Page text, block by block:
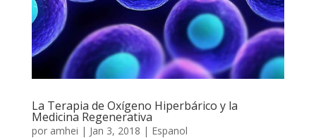
La Terapia de Oxígeno Hiperbárico y la
Medicina Regenerativa
por amhei | Jan 3, 2018 | Espanol